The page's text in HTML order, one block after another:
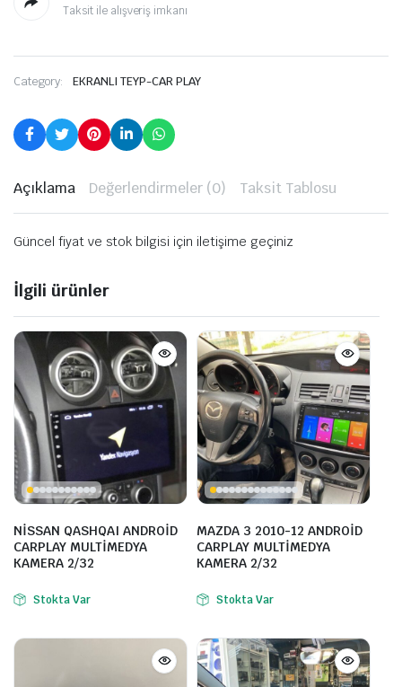
Taksit ile alışveriş imkanı
Category: EKRANLI TEYP-CAR PLAY
Açıklama Değerlendirmeler (0) Taksit Tablosu
Güncel fiyat ve stok bilgisi için iletişime geçiniz
İlgili ürünler
NİSSAN QASHQAI ANDROİD
CARPLAY MULTİMEDYA
KAMERA 2/32
Stokta Var
MAZDA 3 2010-12 ANDROİD
CARPLAY MULTİMEDYA
KAMERA 2/32
Stokta Var